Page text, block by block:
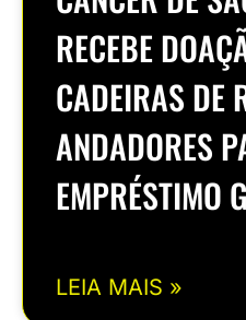
RECEBE
CADEIRAS DE
ANDADORES
EMPRÉSTIMO
LEIA MAIS »